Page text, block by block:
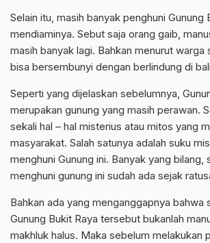
Selain itu, masih banyak penghuni Gunung
mendiaminya. Sebut saja orang gaib,
masih banyak lagi. Bahkan menurut warga
bisa bersembunyi dengan berlindung di
Seperti yang dijelaskan sebelumnya,
merupakan gunung yang masih perawan.
sekali hal – hal misterius atau mitos yang
masyarakat. Salah satunya adalah suku
menghuni Gunung ini. Banyak yang bilang,
menghuni gunung ini sudah ada sejak
Bahkan ada yang menganggapnya bahwa
Gunung Bukit Raya tersebut bukanlah
makhluk halus. Maka sebelum melakukan